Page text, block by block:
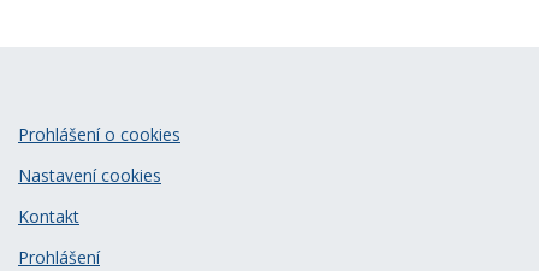
Prohlášení o cookies
Nastavení cookies
Kontakt
Prohlášení